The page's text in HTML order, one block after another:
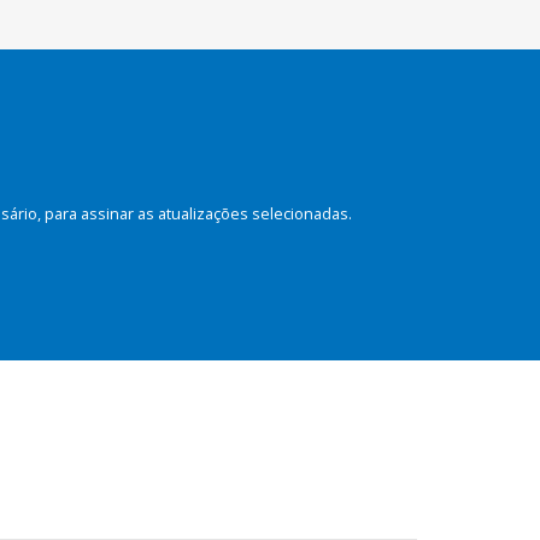
para assinar as atualizações selecionadas.